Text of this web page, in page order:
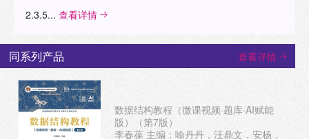
2.3.5... 查看详情
同系列产品 查看详情
数据结构教程（微课视频·题库·AI赋能
版）（第7版）
李春葆 主编；喻丹丹，汪鼎文，安杨，